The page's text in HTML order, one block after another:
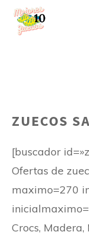
Saltar
ZUECOS
[buscador
Ofertas de
maximo=270
Crocs,